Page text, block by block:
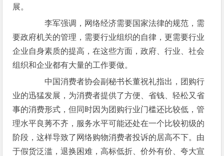
展。
李军强调，网络经济需要国家法律的规范，需
要政府机关的管理，需要行业组织的自律，更需要行业
企业自身素质的提高，在这些方面，政府、行业、社会
组织和企业都有大量的工作要做。
中国消费者协会副秘书长董祝礼指出，团购行
业的迅猛发展，为消费者提供了方便、省钱、轻松又省
事的消费形式，但同时因为团购行业门槛还比较低，管
理水平良莠不齐，服务水平可能还处在一个比较初级的
阶段，这样导致了网络购物消费者投诉的居高不下。由
于假货泛滥，退换困难，高标低折、价外有价、夸大宣